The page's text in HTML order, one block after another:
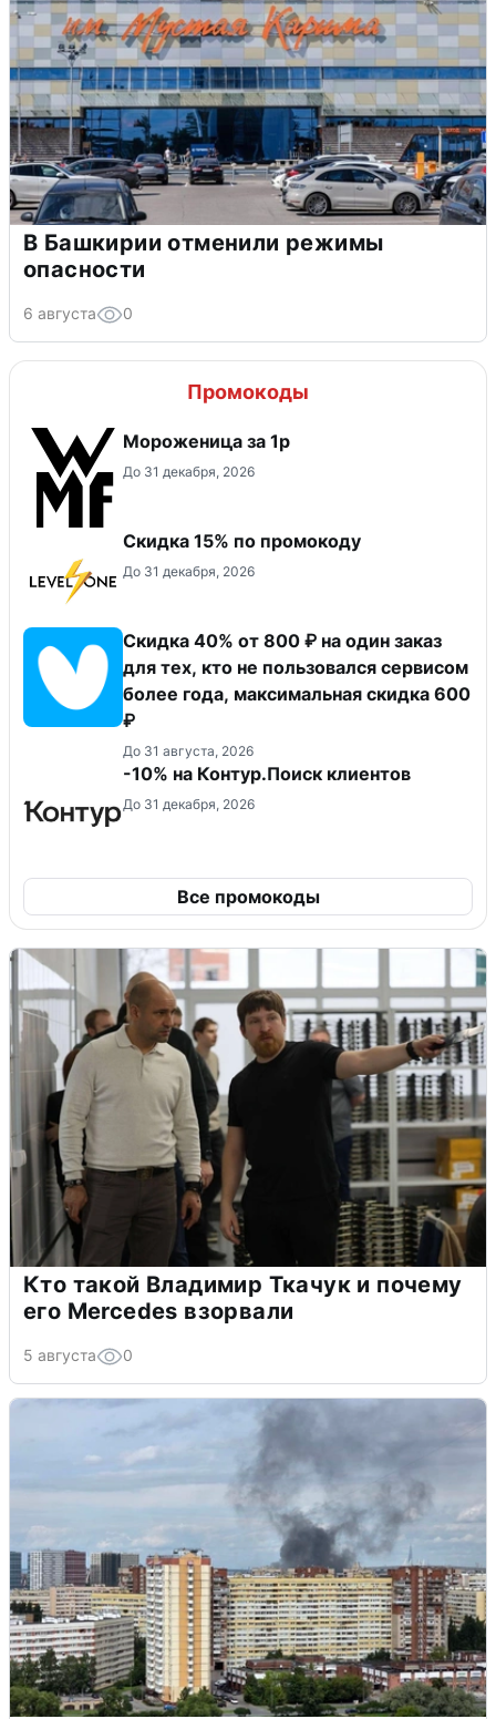
В Башкирии отменили режимы
опасности
6 августа 0
Промокоды
Мороженица за 1р
До 31 декабря, 2026
Скидка 15% по промокоду
До 31 декабря, 2026
Скидка 40% от 800 ₽ на один заказ
для тех, кто не пользовался сервисом
более года, максимальная скидка 600
₽
До 31 августа, 2026
-10% на Контур.Поиск клиентов
До 31 декабря, 2026
Все промокоды
Кто такой Владимир Ткачук и почему
его Mercedes взорвали
5 августа 0